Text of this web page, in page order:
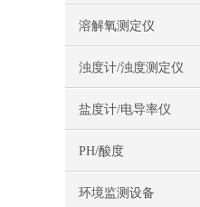
溶解氧测定仪
浊度计/浊度测定仪
盐度计/电导率仪
PH/酸度
环境监测设备